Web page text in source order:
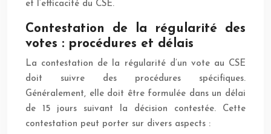
et l’efficacité du CSE.
Contestation de la régularité des
votes : procédures et délais
La contestation de la régularité d’un vote au CSE
doit suivre des procédures spécifiques.
Généralement, elle doit être formulée dans un délai
de 15 jours suivant la décision contestée. Cette
contestation peut porter sur divers aspects :